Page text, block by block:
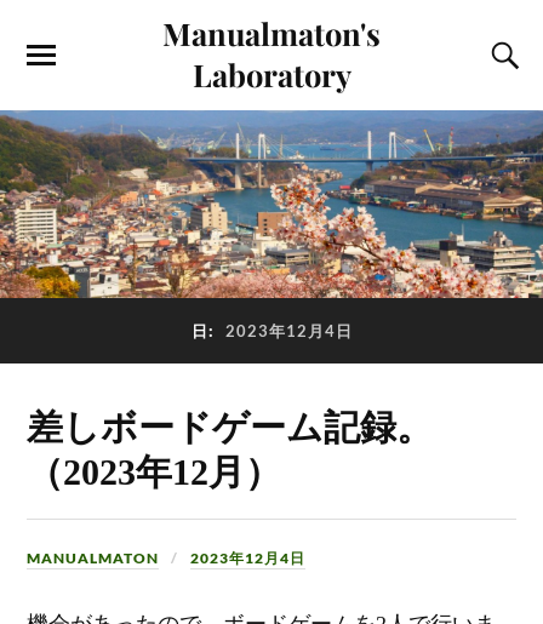
Manualmaton's
Laboratory
日: 2023年12月4日
差しボードゲーム記録。
（2023年12月）
MANUALMATON 2023年12月4日